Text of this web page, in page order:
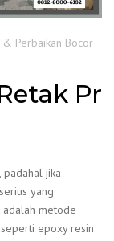
Perbaikan Bocor
Pr
jika
yang
adalah metode
epoxy resin